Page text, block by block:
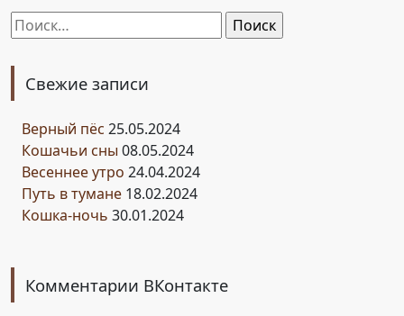
Найти:
Свежие записи
Верный пёс 25.05.2024
Кошачьи сны 08.05.2024
Весеннее утро 24.04.2024
Путь в тумане 18.02.2024
Кошка-ночь 30.01.2024
Комментарии ВКонтакте